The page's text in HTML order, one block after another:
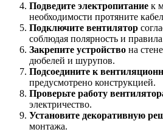
Подведите электропитание к
необходимости протяните
Подключите вентилятор
соблюдая полярность и
Закрепите устройство на
дюбелей и шурупов.
Подсоедините к
предусмотрено конструкцией.
Проверьте работу
электричество.
Установите декоративную
монтажа.